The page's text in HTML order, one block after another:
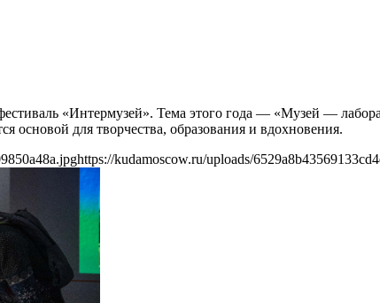
«Интермузей». Тема этого года — «Музей —
основой для творчества, образования и вдохновения.
https://kudamoscow.ru/uploads/